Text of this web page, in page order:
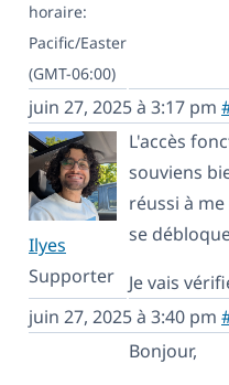
horaire:
Pacific/Easter
(GMT-06:00)
juin 27, 2025 à 3:17 pm
Ilyes
Supporter
L'accès
souviens
réussi à
se
Je vais
juin 27, 2025 à 3:40 pm
Bonjour,